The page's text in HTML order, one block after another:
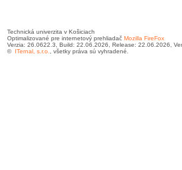
Technická univerzita v Košiciach
Optimalizované pre internetový prehliadač Mozilla FireFox
Verzia: 26.0622.3, Build: 22.06.2026, Release: 22.06.2026,
© ITernal, s.r.o. , všetky práva sú vyhradené.